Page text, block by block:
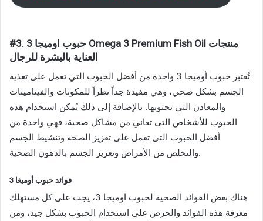
#3. حبوب اوميجا 3 Omega 3 Premium Fish Oil منتجات
العناية بالبشرة للرجال
تُعتبر حبوب أوميجا 3 واحدة من أفضل الحبوب التي تعمل على تغذية
الجسم بشكل صحي، وهي مفيدة جداً نظراً للمكونات والفيتامينات
والمعادن التي تحتويها. بالإضافة إلى ذلك يُمكن استخدام هذه
الحبوب للأشخاص التى تعاني من مشاكل صحية، فهي واحدة من
أفضل الحبوب التى تعمل على تعزيز الصحة وتنشيط الجسم
والتخلص من الأمراض وتعزيز الجسم بالدهون الصحية.
فوائد حبوب أوميغا 3
هناك بعض الفوائد الصحية لحبوب اوميجا 3، يجب على كل مستهلك
معرفة هذه الفوائد والحرص على استخدام الحبوب بشكل جيد، ومن